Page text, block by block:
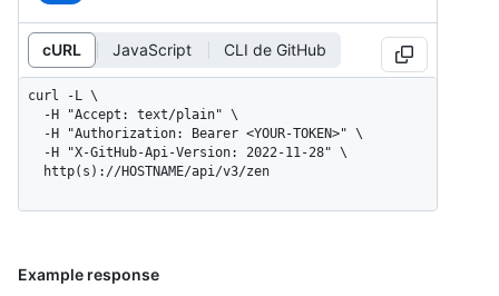
cURL JavaScript CLI de GitHub
curl -L \
  http(s)://HOSTNAME/api/v3/zen
Example response